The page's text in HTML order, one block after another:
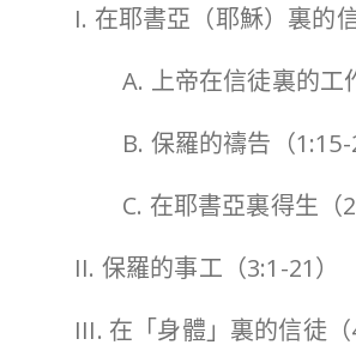
I. 在耶書亞（耶穌）裏的
A. 上帝在信徒裏的工
B. 保羅的禱告（1:15-
C. 在耶書亞裏得生（
II. 保羅的事工（3:1-21）
III. 在「身體」裏的信徒（